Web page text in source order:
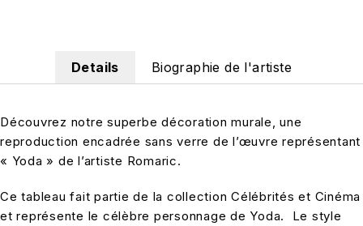
Details Biographie de l'artiste
Découvrez notre superbe décoration murale, une
reproduction encadrée sans verre de l’œuvre représentant
« Yoda » de l’artiste Romaric.
Ce tableau fait partie de la collection Célébrités et Cinéma
et représente le célèbre personnage de Yoda. Le style